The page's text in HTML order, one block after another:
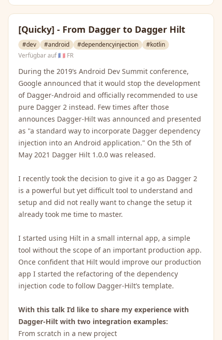
[Quicky] - From Dagger to Dagger Hilt
#dev #android #dependencyinjection
#kotlin
Verfügbar auf🇫🇷 FR
During the 2019’s Android Dev Summit conference,
Google announced that it would stop the development
of Dagger-Android and officially recommended to use
pure Dagger 2 instead. Few times after those
announces Dagger-Hilt was announced and presented
as "a standard way to incorporate Dagger dependency
injection into an Android application." On the 5th of
May 2021 Dagger Hilt 1.0.0 was released.
I recently took the decision to give it a go as Dagger 2
is a powerful but yet difficult tool to understand and
setup and did not really want to change the setup it
already took me time to master.
I started using Hilt in a small internal app, a simple
tool without the scope of an important production app.
Once confident that Hilt would improve our production
app I started the refactoring of the dependency
injection code to follow Dagger-Hilt’s template.
With this talk I’d like to share my experience with
Dagger-Hilt with two integration examples:
From scratch in a new project